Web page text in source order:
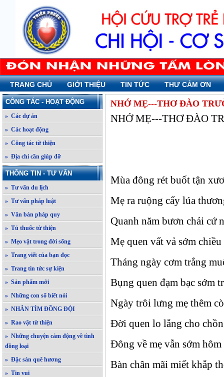
TRANG CHỦ GIỚI THIỆU TIN TỨC THƯ CẢM ƠN
CÔNG TÁC - HOẠT ĐỘNG
» Các dự án
» Các hoạt động
» Công tác từ thiện
» Địa chỉ cần giúp đỡ
THÔNG TIN - TƯ VẤN
» Tư vấn du lịch
» Tư vấn pháp luật
» Văn bản pháp quy
» Tủ thuốc từ thiện
» Mẹo vặt trong đời sống
» Trang viết của bạn đọc
» Trang tin tức sự kiện
» Sản phẩm mới
» Những con số biết nói
» NHẮN TÌM ĐỒNG ĐỘI
» Rao vặt từ thiện
» Những chuyện cảm động về tình
đồng loại
» Đặc sản quê hương
» Tin vui
NHỚ MẸ---THƠ ĐÀO
NHỚ MẸ---THƠ ĐÀO
Mùa đông rét buốt tận
Mẹ ra ruộng cấy lúa
Quanh năm bươn chải cứ
Mẹ quen vất vả sớm chiều
Tháng ngày cơm trắng
Bụng quen đạm bạc sớm
Ngày trôi lưng mẹ thêm
Đời quen lo lắng cho
Đông về mẹ vẫn sớm hôm
Bàn chân mãi miết khắp